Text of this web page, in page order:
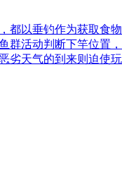
都以垂钓作为获取食
群活动判断下竿位置
劣天气的到来则迫使